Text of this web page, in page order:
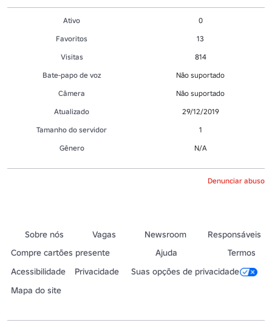
Ativo
0
Favoritos
13
Visitas
814
Bate-papo de voz
Não suportado
Câmera
Não suportado
Atualizado
29/12/2019
Tamanho do servidor
1
Gênero
N/A
Denunciar abuso
Sobre nós Vagas Newsroom
Responsáveis
Compre cartões presente
Ajuda
Termos
Acessibilidade
Privacidade
Suas opções de privacidade
Mapa do site